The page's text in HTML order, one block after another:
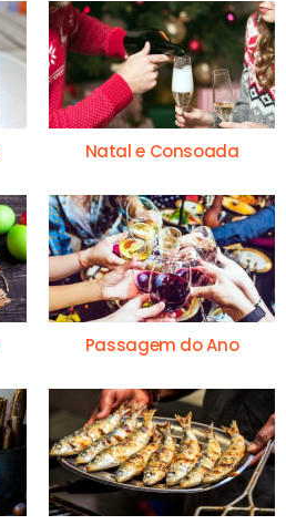
Natal e Consoada
Passagem do Ano